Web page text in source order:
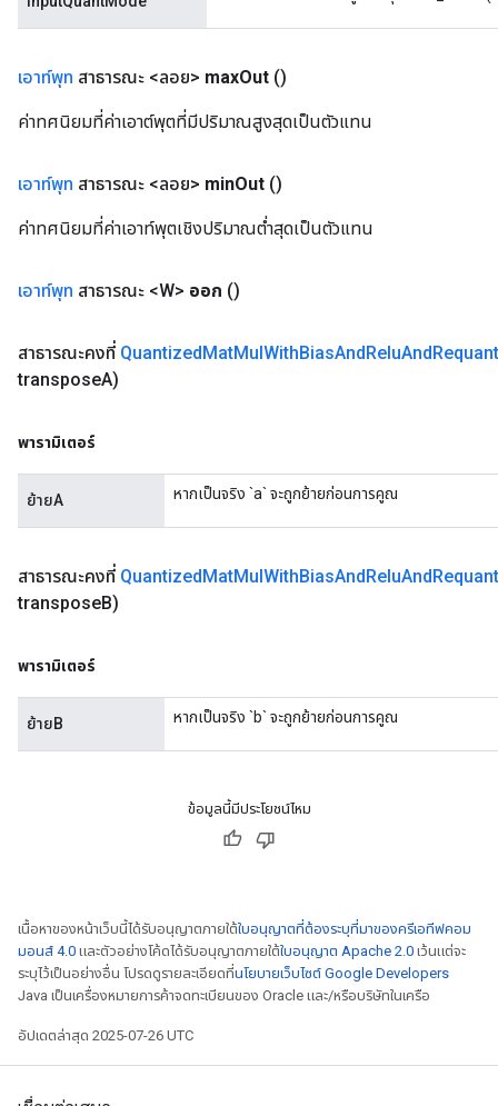
เอาท์พุท สาธารณะ <ลอย> maxOut ()
ค่าทศนิยมที่ค่าเอาต์พุตที่มีปริมาณสูงสุดเป็นตัวแทน
เอาท์พุท สาธารณะ <ลอย> minOut ()
ค่าทศนิยมที่ค่าเอาท์พุตเชิงปริมาณต่ำสุดเป็นตัวแทน
เอาท์พุท สาธารณะ <W> ออก ()
สาธารณะคงที่ QuantizedMatMulWithBiasAndReluAnd
transposeA)
พารามิเตอร์
ย้ายA หากเป็นจริง `a` จะถูกย้ายก่อนการคูณ
สาธารณะคงที่ QuantizedMatMulWithBiasAndReluAnd
transposeB)
พารามิเตอร์
ย้ายB หากเป็นจริง `b` จะถูกย้ายก่อนการคูณ
ข้อมูลนี้มีประโยชน์ไหม
เนื้อหาของหน้าเว็บนี้ได้รับอนุญาตภายใต้ใบอนุญาตที่ต้องระบุที่มาของครีเอทีฟคอม
มอนส์ 4.0 และตัวอย่างโค้ดได้รับอนุญาตภายใต้ใบอนุญาต Apache 2.0 เว้นแต่จะ
ระบุไว้เป็นอย่างอื่น โปรดดูรายละเอียดที่นโยบายเว็บไซต์ Google Developers
Java เป็นเครื่องหมายการค้าจดทะเบียนของ Oracle และ/หรือบริษัทในเครือ
อัปเดตล่าสุด 2025-07-26 UTC